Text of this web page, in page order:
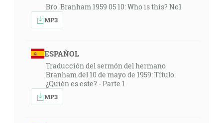
Bro. Branham 1959 05 10: Who is this? No1
MP3
ESPAÑOL
Traducción del sermón del hermano
Branham del 10 de mayo de 1959: Título:
¿Quién es este? - Parte 1
MP3